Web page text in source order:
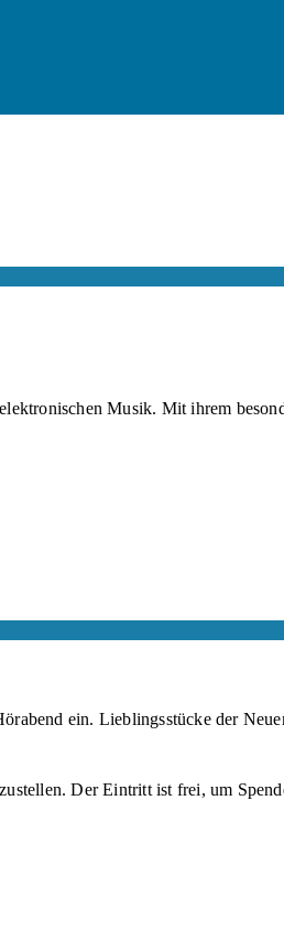
Musik. Mit ihrem
ein. Lieblingsstücke der
Der Eintritt ist frei, um